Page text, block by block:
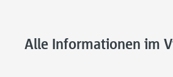
Alle Informationen im